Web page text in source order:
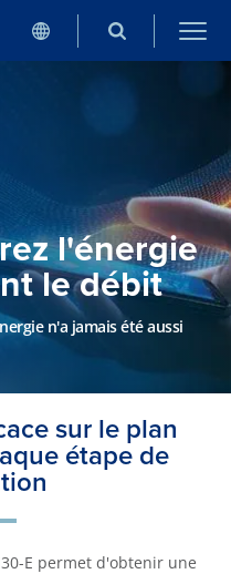
l'énergie
le débit
n'a jamais été aussi
sur le plan
étape de
E permet d'obtenir une